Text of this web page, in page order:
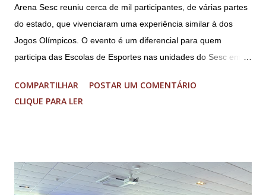
Arena Sesc reuniu cerca de mil participantes, de várias partes
do estado, que vivenciaram uma experiência similar à dos
Jogos Olímpicos. O evento é um diferencial para quem
participa das Escolas de Esportes nas unidades do Sesc em
adolescentes. É isso que o Arena Sesc proporcionou para 165
integrantes das Escolas de Esportes do Sesc São Lourenço,
participantes, entre 9 e 17 anos de idade, de várias partes do
estado, no Sesc Contagem, localizado na Região
COMPARTILHAR
POSTAR UM COMENTÁRIO
CLIQUE PARA LER